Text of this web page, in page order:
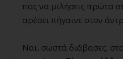
πας να μιλήσεις πρώτα
αρέσει πήγαινε στον
Ναι, σωστά διάβασες,